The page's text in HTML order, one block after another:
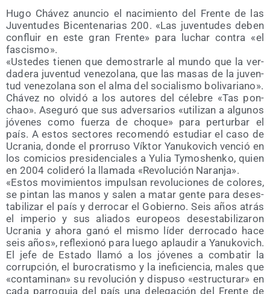
Hugo Chá­vez anun­cio el naci­mien­to del Fren­te de las
Juven­tu­des Bicen­te­na­rias 200. «Las juven­tu­des deben
con­fluir en este gran Fren­te» para luchar con­tra «el
fascismo».
«Uste­des tie­nen que demos­trar­le al mun­do que la ver­
da­de­ra juven­tud vene­zo­la­na, que las masas de la juven­
tud vene­zo­la­na son el alma del socia­lis­mo bolivariano».
Chá­vez no olvi­dó a los auto­res del céle­bre «Tas pon­
chao». Ase­gu­ró que sus adver­sa­rios «uti­li­zan a algu­nos
jóve­nes como fuer­za de cho­que» para per­tur­bar el
país. A estos sec­to­res reco­men­dó estu­diar el caso de
Ucra­nia, don­de el pro­rru­so Vík­tor Yanu­ko­vich ven­ció en
los comi­cios pre­si­den­cia­les a Yulia Tymoshen­ko, quien
en 2004 coli­de­ró la lla­ma­da «Revo­lu­ción Naranja».
«Estos movi­mien­tos impul­san revo­lu­cio­nes de colo­res,
se pin­tan las manos y salen a matar gen­te para des­es­
ta­bi­li­zar el país y derro­car el Gobierno. Seis años atrás
el impe­rio y sus alia­dos euro­peos des­es­ta­bi­li­za­ron
Ucra­nia y aho­ra ganó el mis­mo líder derro­ca­do hace
seis años», refle­xio­nó para lue­go aplau­dir a Yanukovich.
El jefe de Esta­do lla­mó a los jóve­nes a com­ba­tir la
corrup­ción, el buro­cra­tis­mo y la inefi­cien­cia, males que
«con­ta­mi­nan» su revo­lu­ción y dis­pu­so «estruc­tu­rar» en
cada parro­quia del país una dele­ga­ción del Fren­te de